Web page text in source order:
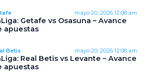
mayo 20, 2026 12:08 am
Getafe vs Osasuna – Avance
apuestas
Betis mayo 20, 2026 12:08 am
Real Betis vs Levante – Avance
apuestas